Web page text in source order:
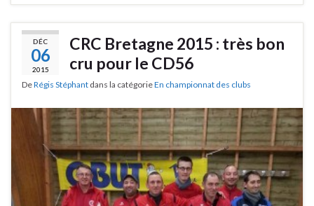
DÉC
06
2015
CRC Bretagne 2015 : très bon
cru pour le CD56
DeRégis Stéphant dans la catégorieEn championnat des clubs